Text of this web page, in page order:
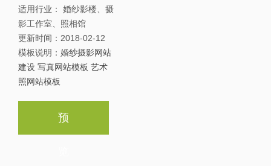
适用行业： 婚纱影楼、摄
影工作室、照相馆
更新时间： 2018-02-12
模板说明： 婚纱摄影网站
建设 写真网站模板 艺术
照网站模板
预